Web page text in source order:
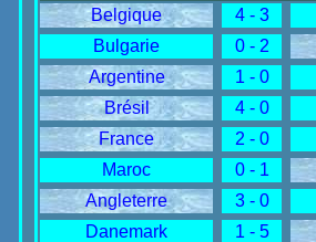
Belgique 4 - 3
Bulgarie
0 - 2
Argentine
1 - 0
Brésil
4 - 0
France
2 - 0
Maroc
0 - 1
Angleterre
3 - 0
Danemark
1 - 5